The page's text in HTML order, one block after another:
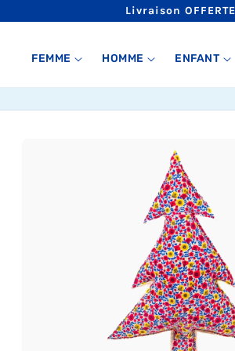
Livraison OFFERTE
FEMME HOMME ENFANT